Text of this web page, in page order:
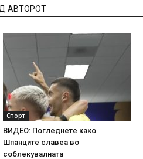
АВТОРОТ
Спорт
ВИДЕО: Погледнете како
Шпанците славеа во
соблекувалната